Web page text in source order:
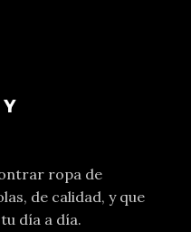
ropa de
de calidad, y que
día a día.